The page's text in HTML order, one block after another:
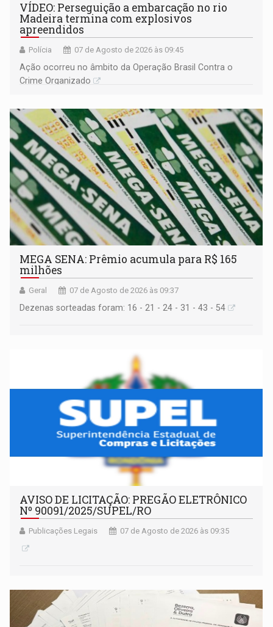
VÍDEO: Perseguição a embarcação no rio
Madeira termina com explosivos
apreendidos
Polícia 07 de Agosto de 2026 às 09:45
Ação ocorreu no âmbito da Operação Brasil Contra o
Crime Organizado
MEGA SENA: Prêmio acumula para R$ 165
milhões
Geral 07 de Agosto de 2026 às 09:37
Dezenas sorteadas foram: 16 - 21 - 24 - 31 - 43 - 54
AVISO DE LICITAÇÃO: PREGÃO ELETRÔNICO
Nº 90091/2025/SUPEL/RO
Publicações Legais 07 de Agosto de 2026 às 09:35